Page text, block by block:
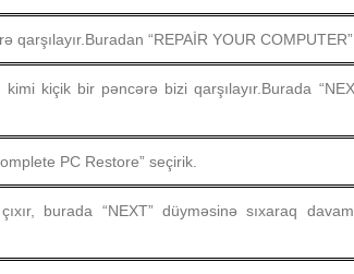
qarşılayır.Buradan “REPAİR YOUR
kiçik bir pəncərə bizi qarşılayır.Burada
PC Restore” seçirik.
burada “NEXT” düyməsinə sıxaraq